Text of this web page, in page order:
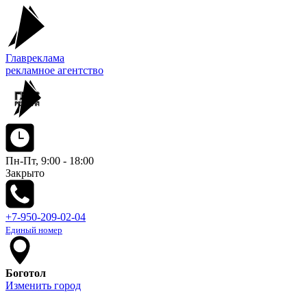
Главреклама
рекламное агентство
Пн-Пт, 9:00 - 18:00
Закрыто
+7-950-209-02-04
Единый номер
Боготол
Изменить город